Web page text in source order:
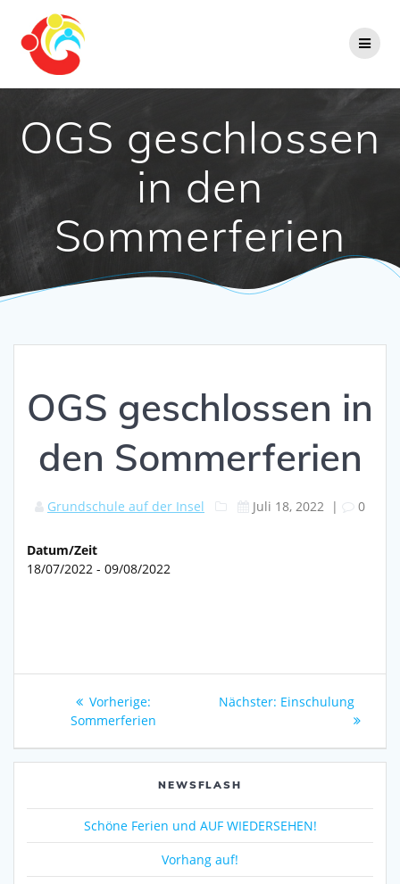
OGS geschlossen
in den
Sommerferien
OGS geschlossen in
den Sommerferien
Grundschule auf der Insel Juli 18, 2022 | 0
Datum/Zeit
18/07/2022 - 09/08/2022
Beitragsnavigation
Vorherige:Vorheriger
Beitrag:
Sommerferien
Nächster: Nächster
Einschulung
NEWSFLASH
Schöne Ferien und AUF WIEDERSEHEN!
Vorhang auf!